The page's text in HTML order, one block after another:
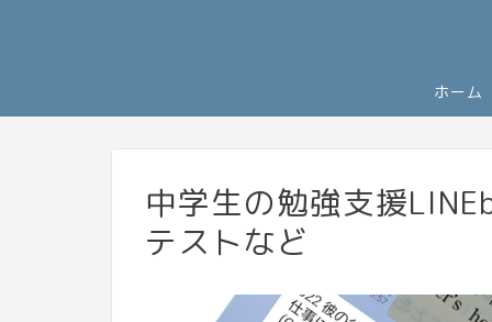
ホーム
中学生の勉強支援
テストなど